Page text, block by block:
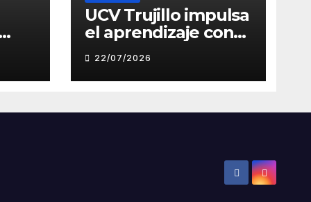
UCV Trujillo impulsa
el aprendizaje con
inteligencia artificial
a través de Google
Gemini
22/07/2026